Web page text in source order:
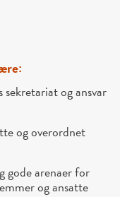
:
sekretariat og ansvar
og overordnet
gode arenaer for
og ansatte